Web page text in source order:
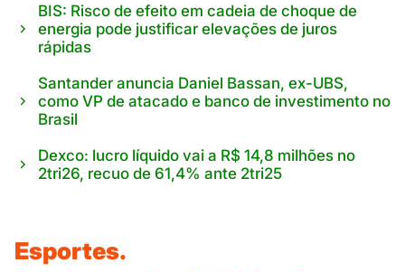
BIS: Risco de efeito em cadeia de choque de
energia pode justificar elevações de juros
rápidas
Santander anuncia Daniel Bassan, ex-UBS,
como VP de atacado e banco de investimento no
Brasil
Dexco: lucro líquido vai a R$ 14,8 milhões no
2tri26, recuo de 61,4% ante 2tri25
Esportes.